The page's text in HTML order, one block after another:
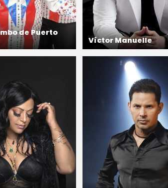
de Puerto
Víctor Manuelle